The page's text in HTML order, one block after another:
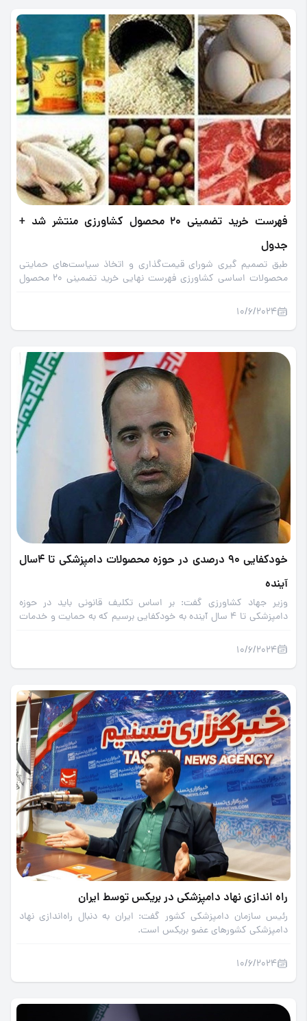
فهرست خرید تضمینی 20 محصول کشاورزی منتشر شد +
جدول
طبق تصمیم گیری شورای قیمت‌گذاری و اتخاذ سیاست‌های حمایتی
محصولات اساسی کشاورزی فهرست نهایی خرید تضمینی 20 محصول
10/6/2024
خودکفایی 90 درصدی در حوزه محصولات دامپزشکی تا 4سال
آینده
وزیر جهاد کشاورزی گفت: بر اساس تکلیف قانونی باید در حوزه
دامپزشکی تا 4 سال آینده به خودکفایی برسیم که به حمایت و خدمات
10/6/2024
راه اندازی نهاد دامپزشکی در بریکس توسط ایران
رئیس سازمان دامپزشکی کشور گفت: ایران به دنبال راه‌اندازی نهاد
دامپزشکی کشورهای عضو بریکس است.
10/6/2024